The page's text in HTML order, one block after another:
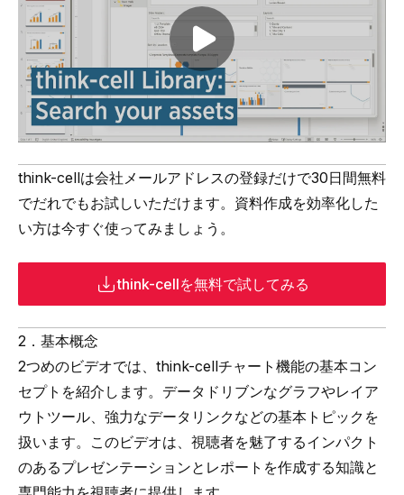
Play video
think-cellは会社メールアドレスの登録だけで30日間無料
でだれでもお試しいただけます。資料作成を効率化した
い方は今すぐ使ってみましょう。
think-cellを無料で試してみる
2．基本概念
2つめのビデオでは、think-cellチャート機能の基本コン
セプトを紹介します。データドリブンなグラフやレイア
ウトツール、強力なデータリンクなどの基本トピックを
扱います。このビデオは、視聴者を魅了するインパクト
のあるプレゼンテーションとレポートを作成する知識と